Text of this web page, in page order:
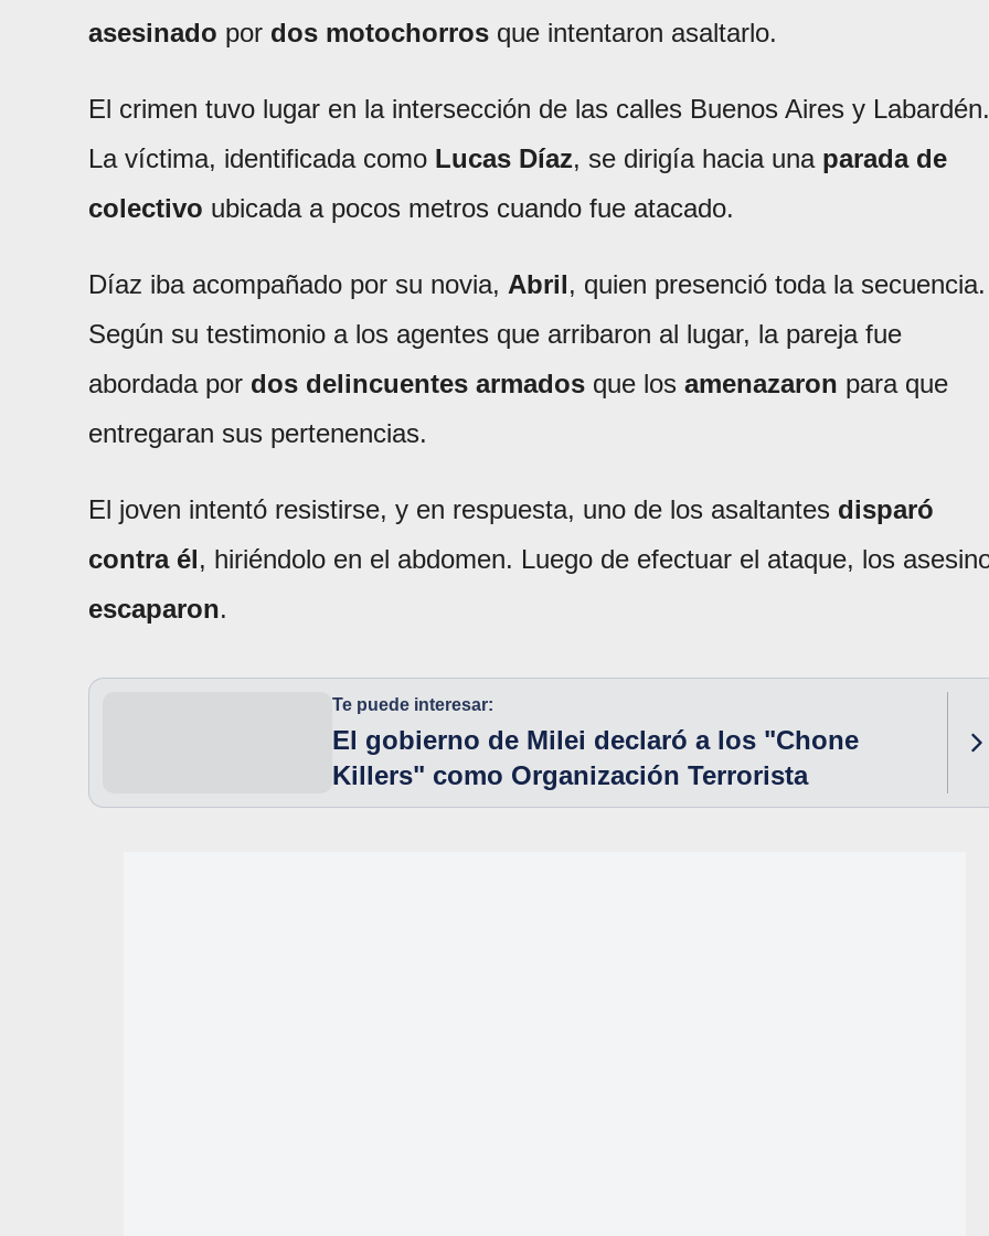
asesinado por dos motochorros que intentaron asaltarlo.
El crimen tuvo lugar en la intersección de las calles Buenos Aires y Labardén.
La víctima, identificada como Lucas Díaz, se dirigía hacia una parada de
colectivo ubicada a pocos metros cuando fue atacado.
Díaz iba acompañado por su novia, Abril, quien presenció toda la secuencia.
Según su testimonio a los agentes que arribaron al lugar, la pareja fue
abordada por dos delincuentes armados que los amenazaron para que
entregaran sus pertenencias.
El joven intentó resistirse, y en respuesta, uno de los asaltantes disparó
contra él, hiriéndolo en el abdomen. Luego de efectuar el ataque, los
escaparon.
Te puede interesar:
El gobierno de Milei declaró a los "Chone
Killers" como Organización Terrorista